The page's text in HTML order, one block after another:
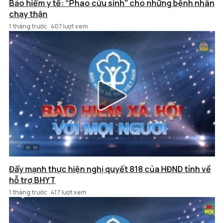
Bảo hiểm y tế: “Phao cứu sinh” cho những bệnh nhân
chạy thận
1 tháng trước 407 lượt xem
Đẩy mạnh thực hiện nghị quyết 818 của HĐND tỉnh về
hỗ trợ BHYT
1 tháng trước 417 lượt xem